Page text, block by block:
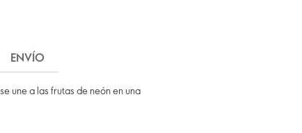
ENVÍO
une a las frutas de neón en una